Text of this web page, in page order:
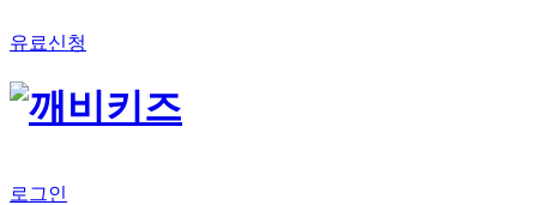
유료신청
로그인